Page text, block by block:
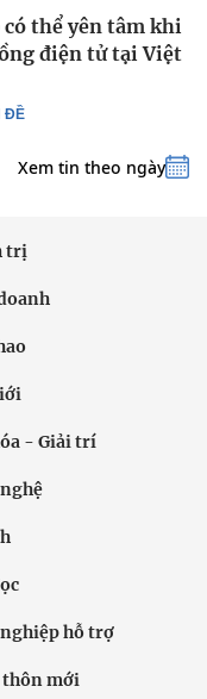
ĐỀ
thể yên tâm khi
điện tử tại Việt
Xem tin theo ngày
trị
- Giải trí
hỗ trợ
thôn mới